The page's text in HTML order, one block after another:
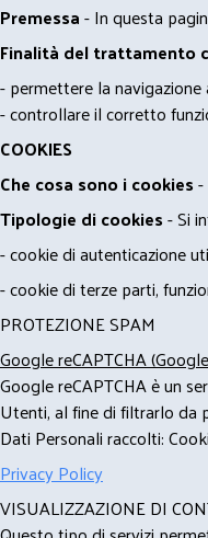
Premessa- In questa
Finalità del trattamento
- permettere la
- controllare il corretto
COOKIES
Che cosa sono i cookies
Tipologie di cookies- Si
- cookie di autenticazione
- cookie di terze parti,
PROTEZIONE SPAM
Google reCAPTCHA
Google reCAPTCHA è un
Utenti, al fine di filtrarlo da
Dati Personali raccolti:
Privacy Policy
VISUALIZZAZIONE DI